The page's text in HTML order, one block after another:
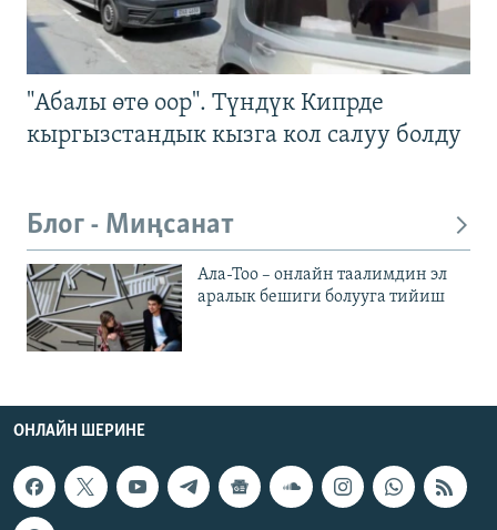
"Абалы өтө оор". Түндүк Кипрде
кыргызстандык кызга кол салуу болду
Блог - Миңсанат
Ала-Тоо – онлайн таалимдин эл
аралык бешиги болууга тийиш
ОНЛАЙН ШЕРИНЕ